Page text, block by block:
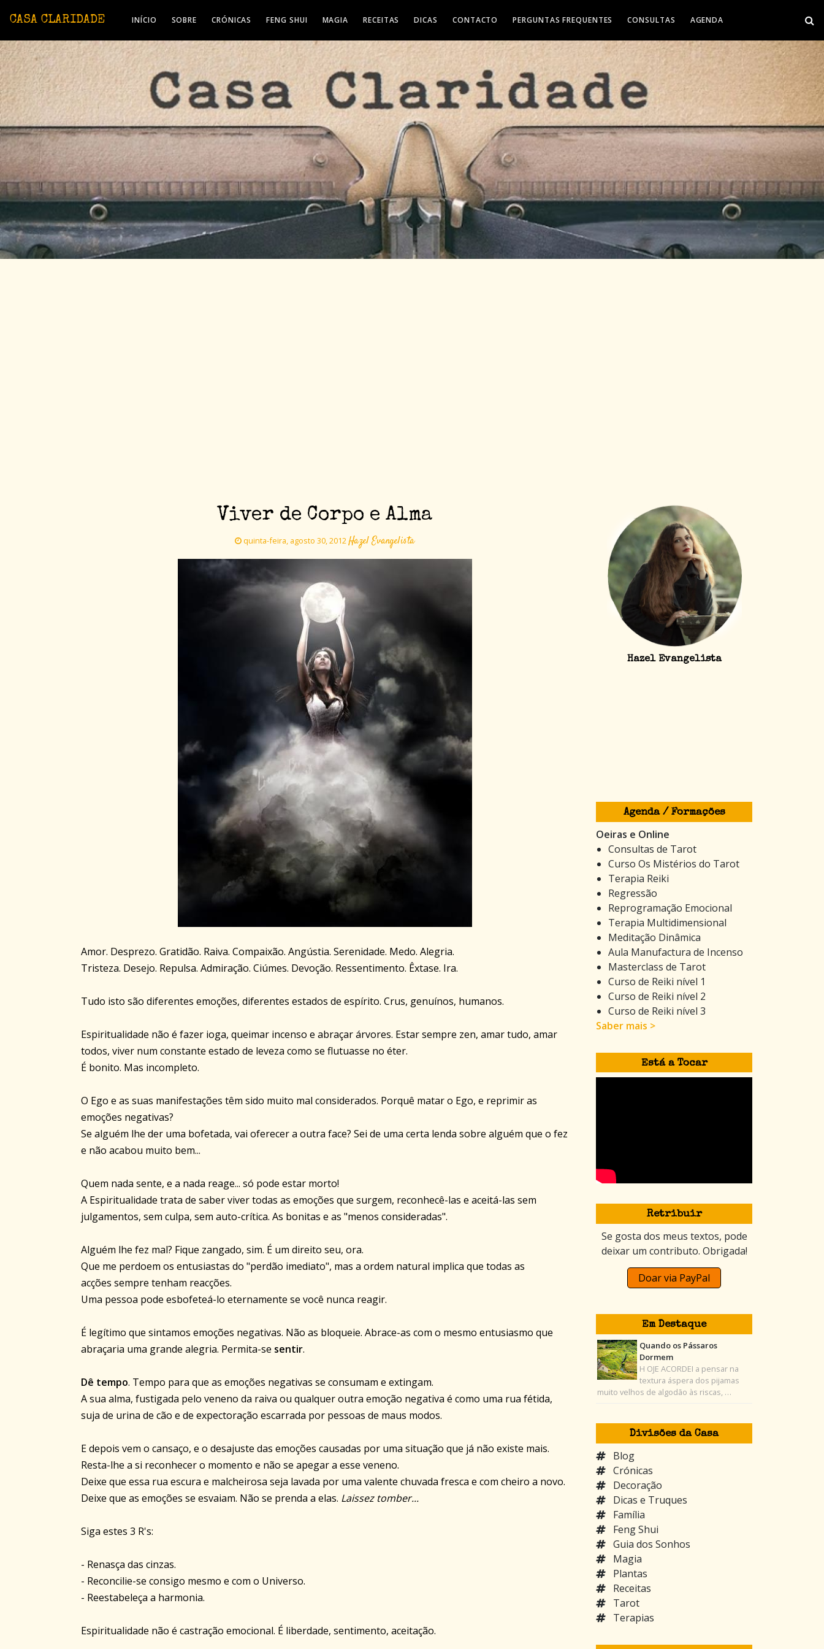
CASA CLARIDADE INÍCIO SOBRE CRÓNICAS FENG SHUI MAGIA RECEITAS DICAS CONTACTO PERGUNTAS FREQUENTES CONSULTAS AGENDA
Viver de Corpo e Alma
quinta-feira, agosto 30, 2012Hazel Evangelista
Amor. Desprezo. Gratidão. Raiva. Compaixão. Angústia. Serenidade. Medo. Alegria.
Tristeza. Desejo. Repulsa. Admiração. Ciúmes. Devoção. Ressentimento. Êxtase. Ira.
Tudo isto são diferentes emoções, diferentes estados de espírito. Crus, genuínos, humanos.
Espiritualidade não é fazer ioga, queimar incenso e abraçar árvores. Estar sempre zen, amar tudo, amar
todos, viver num constante estado de leveza como se flutuasse no éter.
É bonito. Mas incompleto.
O Ego e as suas manifestações têm sido muito mal considerados. Porquê matar o Ego, e reprimir as
emoções negativas?
Se alguém lhe der uma bofetada, vai oferecer a outra face? Sei de uma certa lenda sobre alguém que o fez
e não acabou muito bem...
Quem nada sente, e a nada reage... só pode estar morto!
A Espiritualidade trata de saber viver todas as emoções que surgem, reconhecê-las e aceitá-las sem
julgamentos, sem culpa, sem auto-crítica. As bonitas e as "menos consideradas".
Alguém lhe fez mal? Fique zangado, sim. É um direito seu, ora.
Que me perdoem os entusiastas do "perdão imediato", mas a ordem natural implica que todas as
acções sempre tenham reacções.
Uma pessoa pode esbofeteá-lo eternamente se você nunca reagir.
É legítimo que sintamos emoções negativas. Não as bloqueie. Abrace-as com o mesmo entusiasmo que
abraçaria uma grande alegria. Permita-se sentir.
Dê tempo. Tempo para que as emoções negativas se consumam e extingam.
A sua alma, fustigada pelo veneno da raiva ou qualquer outra emoção negativa é como uma rua fétida,
suja de urina de cão e de expectoração escarrada por pessoas de maus modos.
E depois vem o cansaço, e o desajuste das emoções causadas por uma situação que já não existe mais.
Resta-lhe a si reconhecer o momento e não se apegar a esse veneno.
Deixe que essa rua escura e malcheirosa seja lavada por uma valente chuvada fresca e com cheiro a novo.
Deixe que as emoções se esvaiam. Não se prenda a elas. Laissez tomber...
Siga estes 3 R's:
- Renasça das cinzas.
- Reconcilie-se consigo mesmo e com o Universo.
- Reestabeleça a harmonia.
Espiritualidade não é castração emocional. É liberdade, sentimento, aceitação.
Hazel Evangelista
Agenda / Formações
Oeiras e Online
Consultas de Tarot
Curso Os Mistérios do Tarot
Terapia Reiki
Regressão
Reprogramação Emocional
Terapia Multidimensional
Meditação Dinâmica
Aula Manufactura de Incenso
Masterclass de Tarot
Curso de Reiki nível 1
Curso de Reiki nível 2
Curso de Reiki nível 3
Saber mais >
Está a Tocar
Retribuir
Se gosta dos meus textos, pode
deixar um contributo. Obrigada!
Doar via PayPal
Em Destaque
Quando os Pássaros
Dormem
H OJE ACORDEI a pensar na
textura áspera dos pijamas
muito velhos de algodão às riscas, …
Divisões da Casa
Blog
Crónicas
Decoração
Dicas e Truques
Família
Feng Shui
Guia dos Sonhos
Magia
Plantas
Receitas
Tarot
Terapias